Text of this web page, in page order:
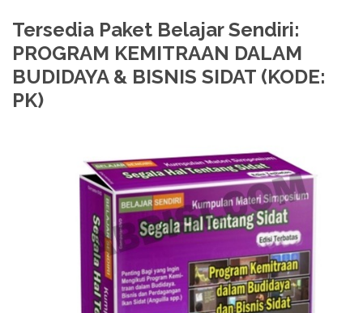
Tersedia Paket Belajar Sendiri:
PROGRAM KEMITRAAN DALAM
BUDIDAYA & BISNIS SIDAT (KODE:
PK)